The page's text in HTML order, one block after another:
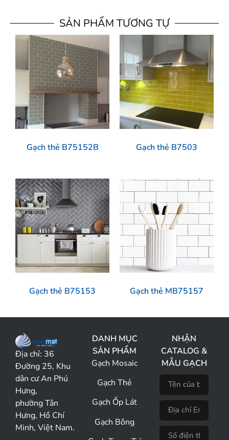
SẢN PHẨM TƯƠNG TỰ
Gạch thẻ B75152B Gạch thẻ B7503
Gạch thẻ B75153 Gạch thẻ MB75157
Địa chỉ: 36
Đường 25, Khu
dân cư An Phú
Hưng,
phường Tân
Hưng, Hồ Chí
Minh, Việt Nam.
DANH MỤC
SẢN PHẨM
Gạch Mosaic
Gạch Thẻ
Gạch Ốp Lát
Gạch Bông
NHẬN
CATALOG &
MẪU GẠCH